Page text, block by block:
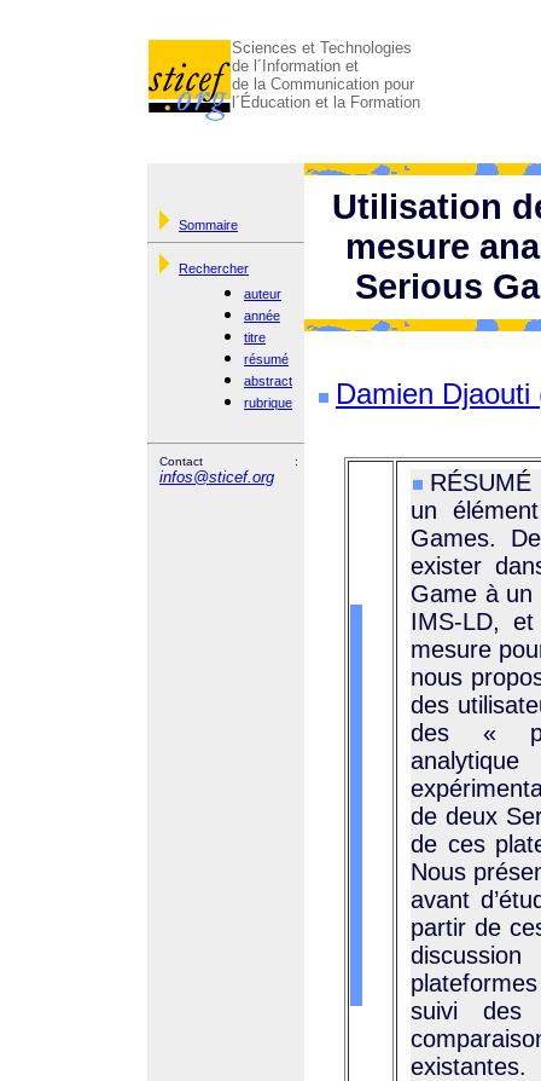
Sciences et Technologies
de l´Information et
de la Communication pour
l´Éducation et la Formation
Sommaire
Rechercher
auteur
année
titre
résumé
abstract
rubrique
Contact :
infos@sticef.org
Utilisation
mesure
Serious
Damien
un
Games.
exister
Game à un
IMS-LD, et
mesure
nous
des
des «
de deux
de ces
Nous
avant
partir de
suivi des
existantes.